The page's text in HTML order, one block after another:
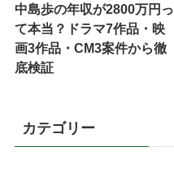
中島歩の年収が2800万円っ
て本当？ドラマ7作品・映
画3作品・CM3案件から徹
底検証
カテゴリー